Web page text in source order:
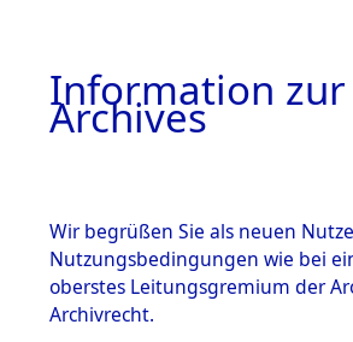
Information zur
Archives
Wir begrüßen Sie als neuen
Nutzungsbedingungen wie bei
oberstes Leitungsgremium der
Archivrecht.